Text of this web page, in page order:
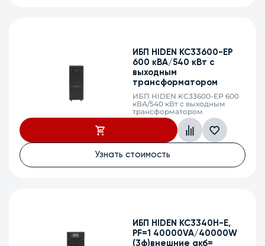
ИБП HIDEN KC33600-EP
600 кВА/540 кВт с
выходным
трансформатором
ИБП HIDEN KC33600-EP 600
кВА/540 кВт с выходным
трансформатором
Узнать стоимость
ИБП HIDEN KC3340H-E,
PF=1 40000VA/40000W
(3ф)внешние акб=